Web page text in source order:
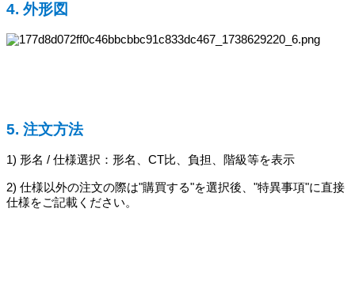
4. 外形図
5. 注文方法
1) 形名 / 仕様選択：形名、CT比、負担、階級等を表示
2) 仕様以外の注文の際は"購買する"を選択後、"特異事項"に直接
仕様をご記載ください。